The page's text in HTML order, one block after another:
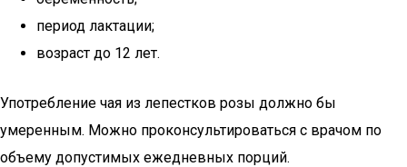
период лактации;
возраст до 12 лет.
Употребление чая из лепестков розы должно бы
умеренным. Можно проконсультироваться с врачом по
объему допустимых ежедневных порций.